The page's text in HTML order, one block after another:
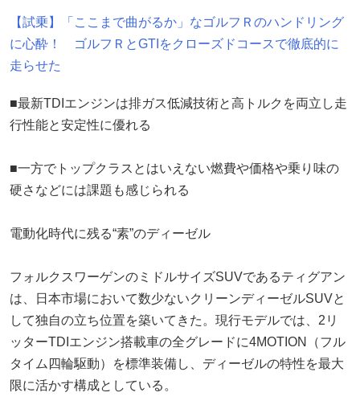
【試乗】「ここまで曲がるか」なゴルフＲのハンドリング
に心酔！ ゴルフＲとGTIをクローズドコースで徹底的に
走らせた
■最新TDIエンジンは排ガス低減技術と高トルクを両立し走
行性能と安定性に優れる
■一方でトップクラスとはいえない燃費や価格や乗り味の
硬さなどには課題も感じられる
電動化時代に残る“素”のディーゼル
フォルクスワーゲンのミドルサイズSUVであるティグアン
は、日本市場において数少ないクリーンディーゼルSUVと
して独自の立ち位置を築いてきた。現行モデルでは、2リ
ッターTDIエンジン搭載車の全グレードに4MOTION（フル
タイム四輪駆動）を標準装備し、ディーゼルの特性を最大
限に活かす構成としている。